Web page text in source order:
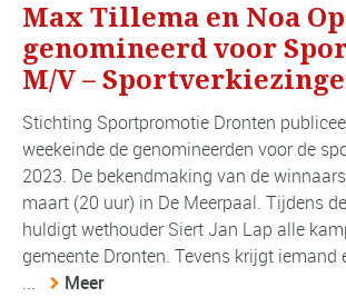
Max Tillema en Noa
genomineerd voor
M/V –
Stichting Sportpromotie Dronten
weekeinde de genomineerden voor de
2023. De bekendmaking van de
maart (20 uur) in De Meerpaal. Tijdens
huldigt wethouder Siert Jan Lap alle
gemeente Dronten. Tevens krijgt iemand
...
Meer